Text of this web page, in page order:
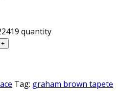
quantity
Tag: graham brown tapete